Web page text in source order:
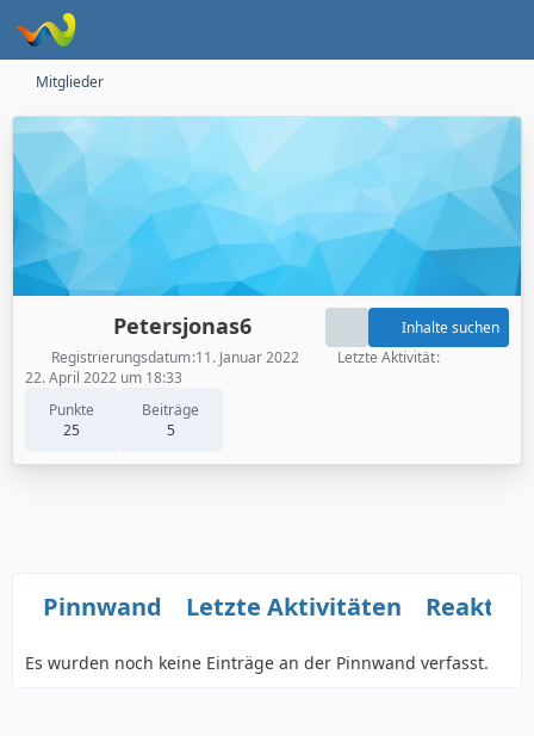
Mitglieder
Petersjonas6
Punkte
25
Beiträge
5
Inhalte suchen
Registrierungsdatum 11. Januar 2022
Letzte Aktivität
22. April 2022 um 18:33
Pinnwand Letzte Aktivitäten
Es wurden noch keine Einträge an der Pinnwand verfasst.